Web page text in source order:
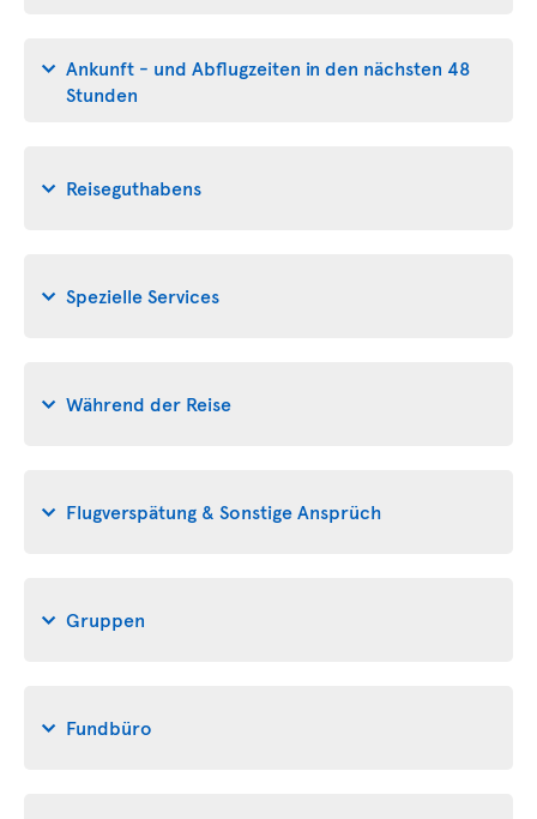
Ankunft - und Abflugzeiten in den nächsten 48
Stunden
Reiseguthabens
Spezielle Services
Während der Reise
Flugverspätung & Sonstige Ansprüch
Gruppen
Fundbüro